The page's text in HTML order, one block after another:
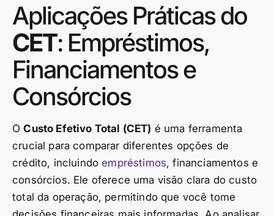
Aplicações Práticas do
CET: Empréstimos,
Financiamentos e
Consórcios
OCusto Efetivo Total (CET) é uma ferramenta
crucial para comparar diferentes opções de
crédito, incluindoempréstimos, financiamentos e
consórcios. Ele oferece uma visão clara do custo
total da operação, permitindo que você tome